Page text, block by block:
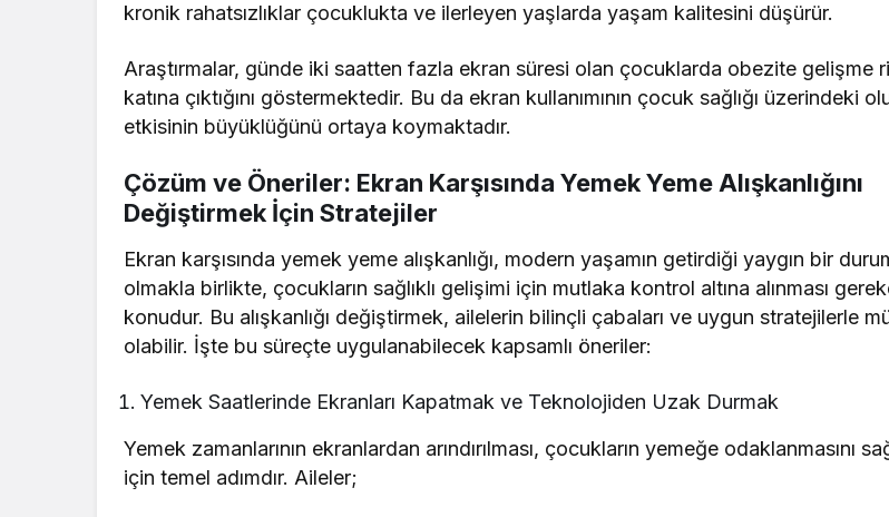
kronik rahatsızlıklar çocuklukta ve ilerleyen yaşlarda yaşam kalitesini düşürür.
Araştırmalar, günde iki saatten fazla ekran süresi olan çocuklarda obezite gelişme
katına çıktığını göstermektedir. Bu da ekran kullanımının çocuk sağlığı üzerindeki
etkisinin büyüklüğünü ortaya koymaktadır.
Çözüm ve Öneriler: Ekran Karşısında Yemek Yeme Alışkanlığını
Değiştirmek İçin Stratejiler
Ekran karşısında yemek yeme alışkanlığı, modern yaşamın getirdiği yaygın bir
olmakla birlikte, çocukların sağlıklı gelişimi için mutlaka kontrol altına alınması
konudur. Bu alışkanlığı değiştirmek, ailelerin bilinçli çabaları ve uygun stratejilerle
olabilir. İşte bu süreçte uygulanabilecek kapsamlı öneriler:
Yemek Saatlerinde Ekranları Kapatmak ve Teknolojiden Uzak Durmak
Yemek zamanlarının ekranlardan arındırılması, çocukların yemeğe odaklanmasını
için temel adımdır. Aileler;